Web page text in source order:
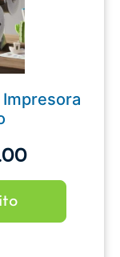
Impresora